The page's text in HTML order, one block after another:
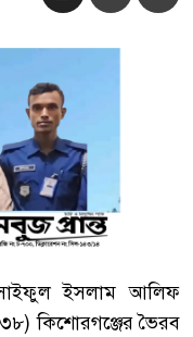
সাইফুল ইসলাম আলিফ
কিশোরগঞ্জের ভৈরব